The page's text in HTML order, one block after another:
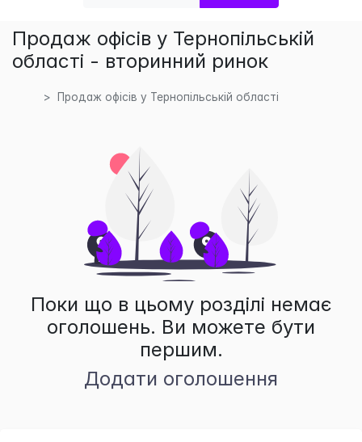
Продаж офісів у Тернопільській
області - вторинний ринок
Продаж офісів у Тернопільській області
Поки що в цьому розділі немає
оголошень. Ви можете бути
першим.
Додати оголошення